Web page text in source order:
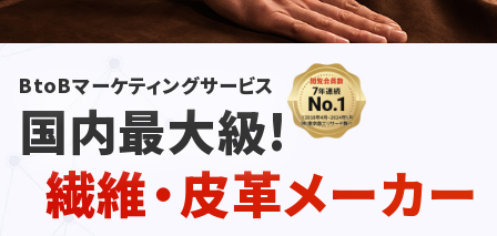
BtoBマーケティングサービス
国内最大級!
繊維・皮革メーカー